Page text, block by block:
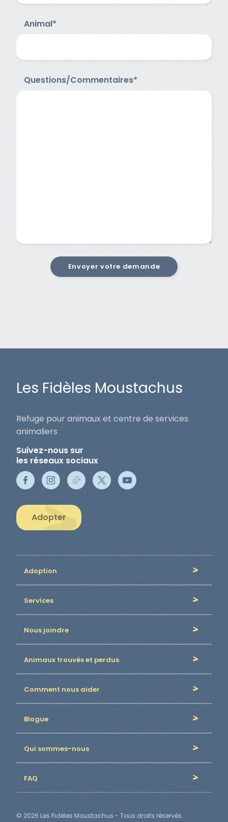
Animal*
Questions/Commentaires*
Les Fidèles Moustachus
Refuge pour animaux et centre de services
animaliers
Suivez-nous sur
les réseaux sociaux
Adopter
Adoption
Services
Nous joindre
Animaux trouvés et perdus
Comment nous aider
Blogue
Qui sommes-nous
FAQ
© 2026 Les Fidèles Moustachus - Tous droits réservés.